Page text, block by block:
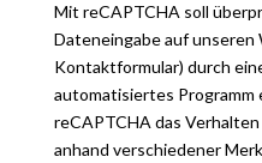
Mit reCAPTCHA soll
Dateneingabe auf unseren
Kontaktformular) durch
automatisiertes Programm
reCAPTCHA das
anhand verschiedener